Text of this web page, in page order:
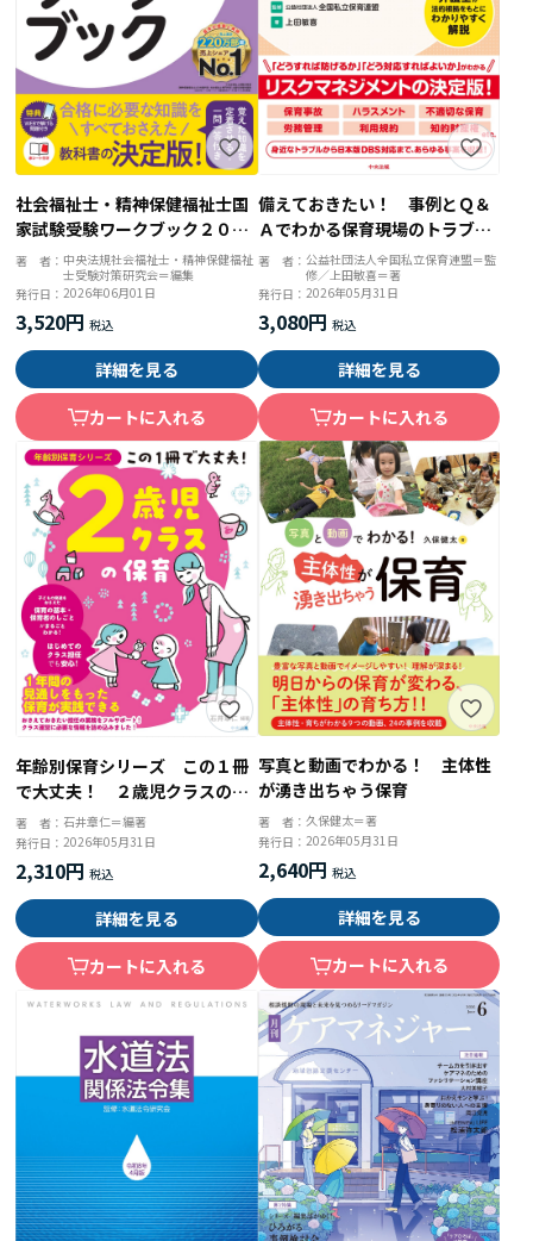
社会福祉士・精神保健福祉士国
家試験受験ワークブック２０２
７ 共通科目
著 者： 中央法規社会福祉士・精神保健福祉
士受験対策研究会＝編集
発行日：2026年06月01日
3,520円
詳細を見る
カートに入れる
備えておきたい！ 事例とＱ＆
Ａでわかる保育現場のトラブル
対応 弁護士が法的根拠をもと
にわかりやすく解説
著 者： 公益社団法人全国私立保育連盟＝監
修／上田敏喜＝著
発行日： 2026年05月31日
3,080円
詳細を見る
カートに入れる
年齢別保育シリーズ この１冊
で大丈夫！ ２歳児クラスの保
育
著 者： 石井章仁＝編著
発行日：2026年05月31日
2,310円
詳細を見る
カートに入れる
写真と動画でわかる！ 主体性
が湧き出ちゃう保育
著 者： 久保健太＝著
発行日： 2026年05月31日
2,640円
詳細を見る
カートに入れる